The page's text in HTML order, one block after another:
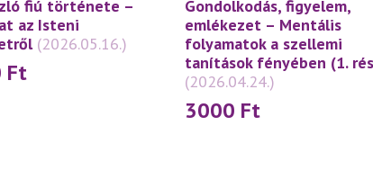
fiú története –
az Isteni
(2026.05.16.)
Ft
Gondolkodás, figyelem,
emlékezet – Mentális
folyamatok a szellemi
tanítások fényében (1.
(2026.04.24.)
3000 Ft